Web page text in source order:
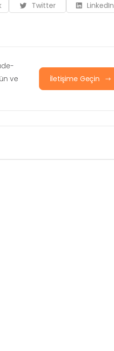
Twitter LinkedIn
ve
İletişime Geçin